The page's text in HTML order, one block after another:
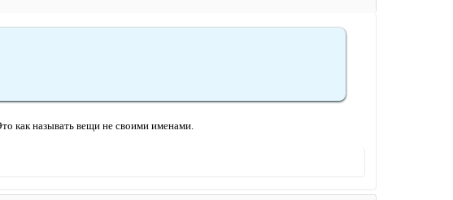
как называть вещи не своими именами.